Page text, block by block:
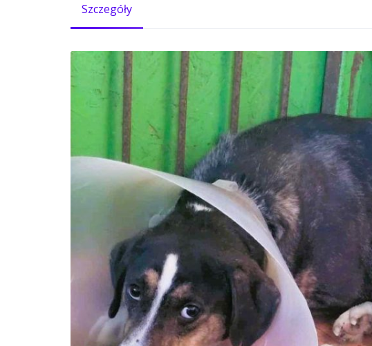
Szczegóły